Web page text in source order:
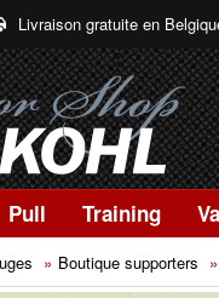
Livraison gratuite en
Pull Training
Boutique supporters